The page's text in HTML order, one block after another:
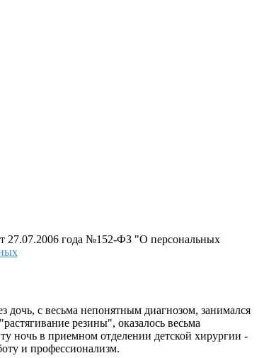
27.07.2006 года №152-ФЗ "О персональных
дочь, с весьма непонятным диагнозом, занимался
резины", оказалось весьма
ночь в приемном отделении детской хирургии -
и профессионализм.